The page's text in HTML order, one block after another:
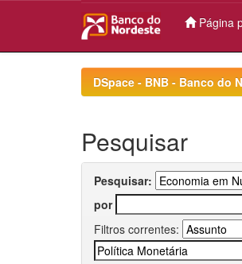
Página
DSpace - BNB - Banco do
Pesquisar
Pesquisar:
por
Filtros correntes: